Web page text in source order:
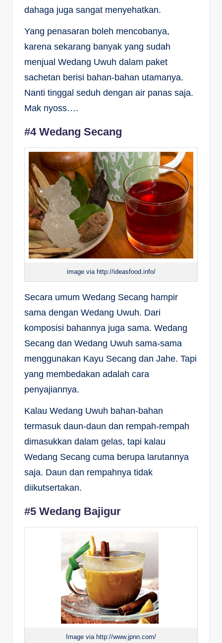
dahaga juga sangat menyehatkan.
Yang penasaran boleh mencobanya,
karena sekarang banyak yang sudah
menjual Wedang Uwuh dalam paket
sachetan berisi bahan-bahan utamanya.
Nanti tinggal seduh dengan air panas saja.
Mak nyoss….
#4 Wedang Secang
image via http://ideasfood.info/
Secara umum Wedang Secang hampir
sama dengan Wedang Uwuh. Dari
komposisi bahannya juga sama. Wedang
Secang dan Wedang Uwuh sama-sama
menggunakan Kayu Secang dan Jahe. Tapi
yang membedakan adalah cara
penyajiannya.
Kalau Wedang Uwuh bahan-bahan
termasuk daun-daun dan rempah-rempah
dimasukkan dalam gelas, tapi kalau
Wedang Secang cuma berupa larutannya
saja. Daun dan rempahnya tidak
diikutsertakan.
#5 Wedang Bajigur
Image via http://www.jpnn.com/